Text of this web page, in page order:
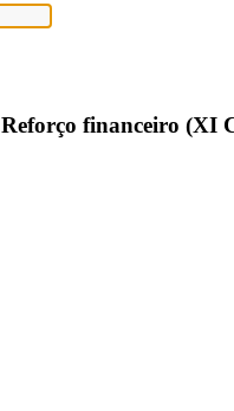
financeiro (XI